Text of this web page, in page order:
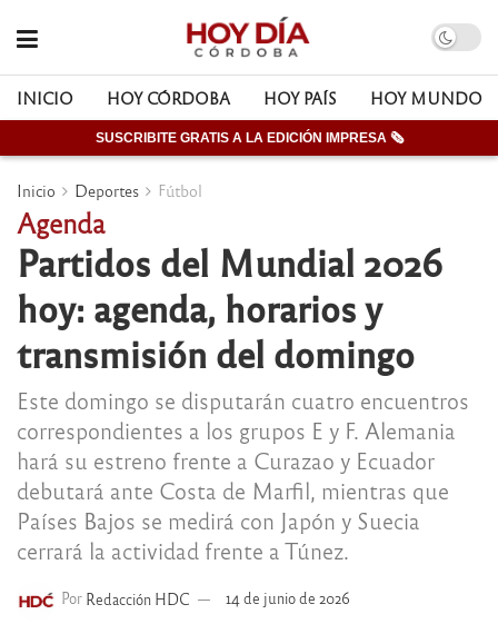
INICIO HOY CÓRDOBA HOY PAÍS HOY MUNDO
SUSCRIBITE GRATIS A LA EDICIÓN IMPRESA 🗞
Inicio Deportes Fútbol
Agenda
Partidos del Mundial 2026
hoy: agenda, horarios y
transmisión del domingo
Este domingo se disputarán cuatro encuentros
correspondientes a los grupos E y F. Alemania
hará su estreno frente a Curazao y Ecuador
debutará ante Costa de Marfil, mientras que
Países Bajos se medirá con Japón y Suecia
cerrará la actividad frente a Túnez.
Por Redacción HDC 14 de junio de 2026